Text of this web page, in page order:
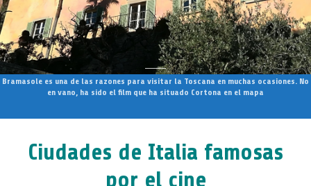
Bramasole es una de las razones para visitar la Toscana en muchas ocasiones. No
en vano, ha sido el film que ha situado Cortona en el mapa
Ciudades de Italia famosas
por el cine